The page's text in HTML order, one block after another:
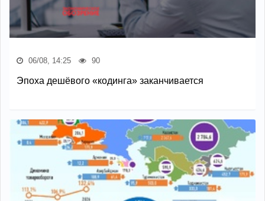
06/08, 14:25 90
Эпоха дешёвого «кодинга» заканчивается